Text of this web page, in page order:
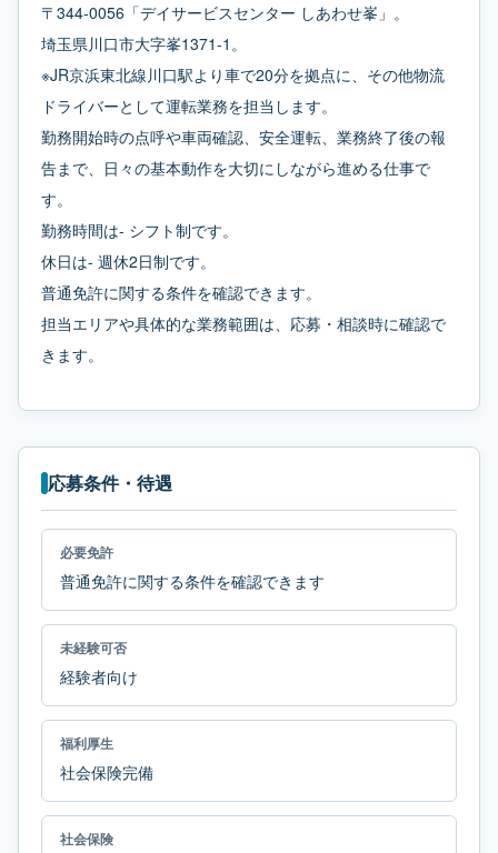
〒344-0056「デイサービスセンター しあわせ峯」。
埼玉県川口市大字峯1371-1。
※JR京浜東北線川口駅より車で20分を拠点に、その他物流
ドライバーとして運転業務を担当します。
勤務開始時の点呼や車両確認、安全運転、業務終了後の報
告まで、日々の基本動作を大切にしながら進める仕事で
す。
勤務時間は- シフト制です。
休日は- 週休2日制です。
普通免許に関する条件を確認できます。
担当エリアや具体的な業務範囲は、応募・相談時に確認で
きます。
応募条件・待遇
必要免許
普通免許に関する条件を確認できます
未経験可否
経験者向け
福利厚生
社会保険完備
社会保険